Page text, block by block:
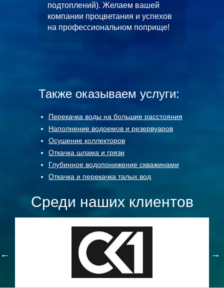
подтоплений). Желаем вашей
компании процветания и успехов
на профессиональном поприще!
Также оказываем услуги:
Перекачка воды на большие расстояния
Наполнение водоемов и резервуаров
Осушение коллекторов
Откачка шлама и грязи
Глубинное водопонижение скважинами
Откачка и перекачка талых вод
Среди наших клиентов